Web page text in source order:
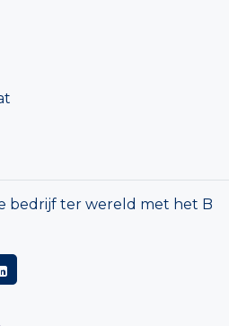
bedrijf ter wereld met het B